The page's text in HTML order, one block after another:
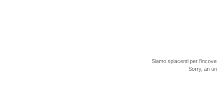
Siamo spiacenti per
Sorry, an